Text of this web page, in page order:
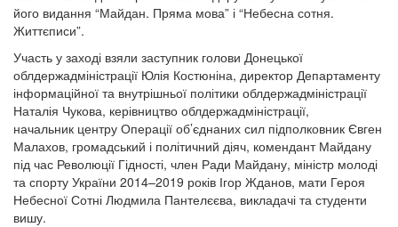
його видання “Майдан. Пряма мова” і “Небесна сотня.
Життєписи”.
Участь у заході взяли заступник голови Донецької
облдержадміністрації Юлія Костюніна, директор Департаменту
інформаційної та внутрішньої політики облдержадміністрації
Наталія Чукова, керівництво облдержадміністрації,
начальник центру Операції об’єднаних сил підполковник Євген
Малахов, громадський і політичний діяч, комендант Майдану
під час Революції Гідності, член Ради Майдану, міністр молоді
та спорту України 2014–2019 років Ігор Жданов, мати Героя
Небесної Сотні Людмила Пантелєєва, викладачі та студенти
вишу.